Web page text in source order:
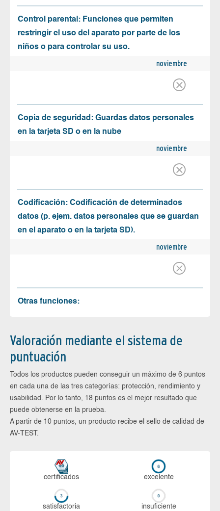
Control parental: Funciones que permiten
restringir el uso del aparato por parte de los
niños o para controlar su uso.
noviembre
Copia de seguridad: Guardas datos personales
en la tarjeta SD o en la nube
noviembre
Codificación: Codificación de determinados
datos (p. ejem. datos personales que se guardan
en el aparato o en la tarjeta SD).
noviembre
Otras funciones:
Valoración mediante el sistema de
puntuación
Todos los productos pueden conseguir un máximo de 6 puntos
en cada una de las tres categorías: protección, rendimiento y
usabilidad. Por lo tanto, 18 puntos es el mejor resultado que
puede obtenerse en la prueba.
A partir de 10 puntos, un producto recibe el sello de calidad de
AV-TEST.
certi­ficados ex­ce­len­te
sa­tis­fac­to­ria in­su­fi­cien­te